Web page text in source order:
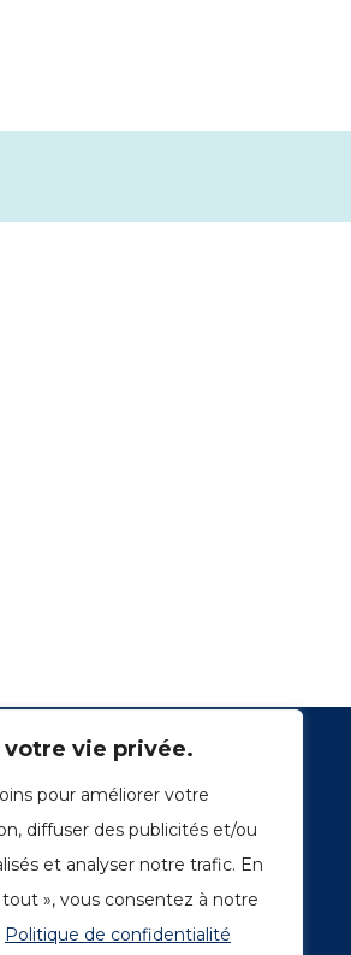
votre vie privée.
pour améliorer votre
diffuser des publicités et/ou
et analyser notre trafic. En
», vous consentez à notre
Politique de confidentialité
Sussex, unité 1078
H3H 2A1